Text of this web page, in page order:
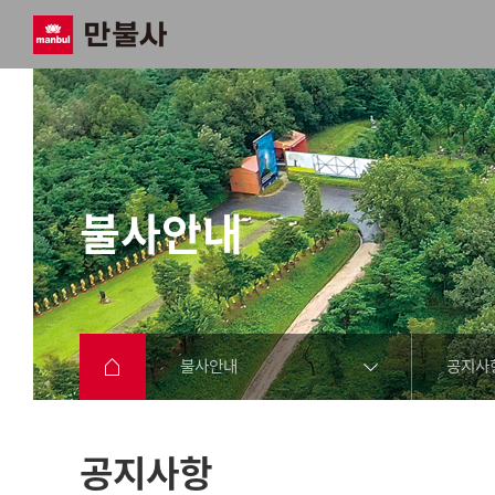
불사안내
불사안내 공지사
공지사항